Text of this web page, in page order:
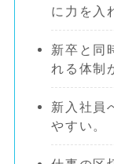
に力を入
新卒と同
れる体制
新入社員
やすい。